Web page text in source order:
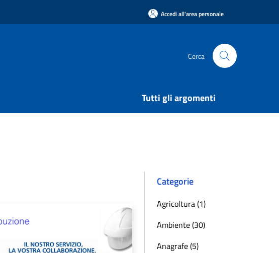
Accedi all'area personale
Cerca
Tutti gli argomenti
Categorie
Agricoltura (1)
Ambiente (30)
Anagrafe (5)